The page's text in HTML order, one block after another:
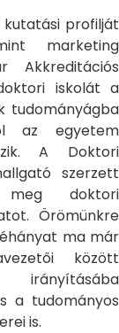
profilját
marketing
Akkreditációs
iskolát a
tudományágba
az egyetem
A Doktori
szerzett
meg doktori
Örömünkre
ma már
között
irányításába
a tudományos
is.